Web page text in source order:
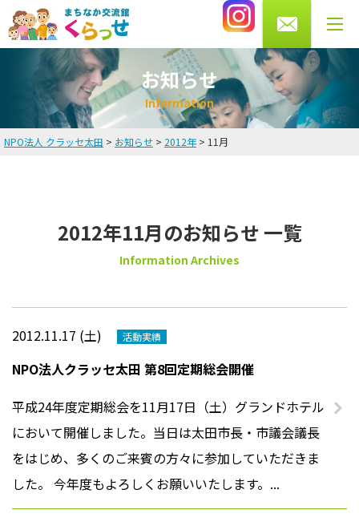
0276-56-4433
受付時間 月・水・木・金 10～13時/14～20時
土曜 9～16時まで（火・日曜休館）
HOME
英会話教室
料金
プライバシーポリシー
お知らせ
Information
NPO法人 クラッセ太田 > お知らせ > 2012年> 11月
2012年11月のお知らせ 一覧
Information Archives
2012.11.17 (土) 活動実績
NPO法人クラッセ太田 第8回定期総会開催
平成24年度定期総会を11月17日（土）グランドホテル
において開催しました。当日は太田市長・市議会議長
をはじめ、多くのご来賓の方々に参加していただきま
した。 今年度もよろしくお願いいたします。...